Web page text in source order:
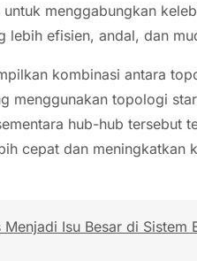
menggabungkan
efisien, andal, dan
kombinasi antara
menggunakan topologi
hub-hub tersebut
cepat dan meningkatkan
Isu Besar di Sistem